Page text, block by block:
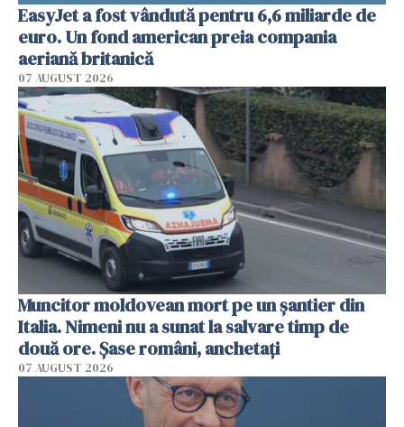
EasyJet a fost vândută pentru 6,6 miliarde de
euro. Un fond american preia compania
aeriană britanică
07 AUGUST 2026
Muncitor moldovean mort pe un șantier din
Italia. Nimeni nu a sunat la salvare timp de
două ore. Șase români, anchetați
07 AUGUST 2026